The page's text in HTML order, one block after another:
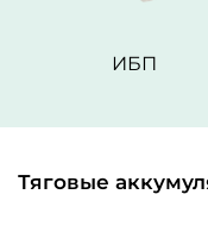
ИБП
Тяговые